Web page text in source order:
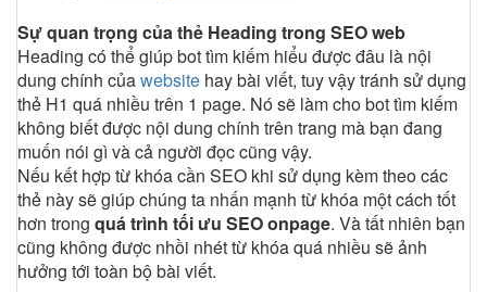
Sự quan trọng của thẻ Heading trong SEO web
Heading có thể giúp bot tìm kiếm hiểu được đâu là nội
dung chính củawebsite hay bài viết, tuy vậy tránh sử dụng
thẻ H1 quá nhiều trên 1 page. Nó sẽ làm cho bot tìm kiếm
không biết được nội dung chính trên trang mà bạn đang
muốn nói gì và cả người đọc cũng vậy.
Nếu kết hợp từ khóa cần SEO khi sử dụng kèm theo các
thẻ này sẽ giúp chúng ta nhấn mạnh từ khóa một cách tốt
hơn trong quá trình tối ưu SEO onpage. Và tất nhiên bạn
cũng không được nhồi nhét từ khóa quá nhiều sẽ ảnh
hưởng tới toàn bộ bài viết.